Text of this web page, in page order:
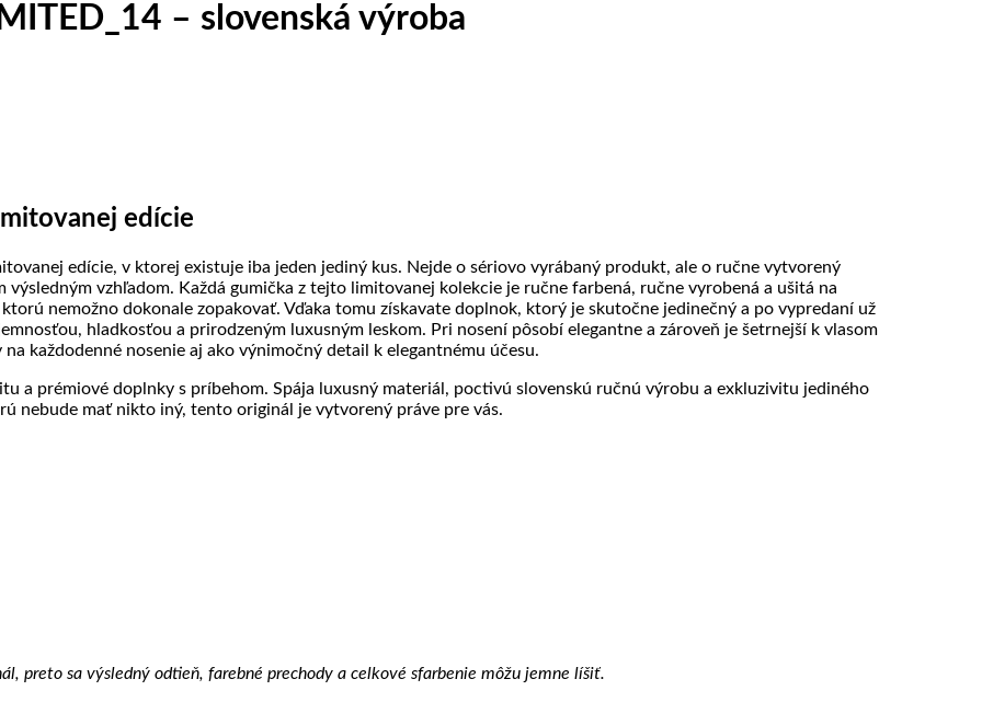
– slovenská výroba
edície
edície, v ktorej existuje iba jeden jediný kus. Nejde o sériovo vyrábaný produkt, ale o ručne vytvorený
vzhľadom. Každá gumička z tejto limitovanej kolekcie je ručne farbená, ručne vyrobená a ušitá na
nemožno dokonale zopakovať. Vďaka tomu získavate doplnok, ktorý je skutočne jedinečný a po vypredaní už
hladkosťou a prirodzeným luxusným leskom. Pri nosení pôsobí elegantne a zároveň je šetrnejší k vlasom
každodenné nosenie aj ako výnimočný detail k elegantnému účesu.
a prémiové doplnky s príbehom. Spája luxusný materiál, poctivú slovenskú ručnú výrobu a exkluzivitu jediného
nebude mať nikto iný, tento originál je vytvorený práve pre vás.
preto sa výsledný odtieň, farebné prechody a celkové sfarbenie môžu jemne líšiť.